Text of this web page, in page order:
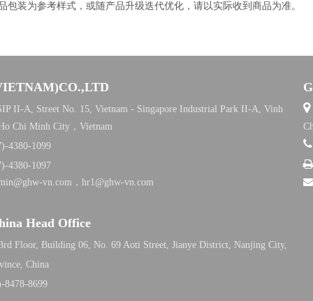
包装为参考样式，或随产品升级迭代优化，请以实际收到商品为准。
II-A, Street No. 15, Vietnam - Singapore Industrial Park II-A, Vinh
Chi Minh City，Vietnam
4380-1099
4380-1097
vn.com，hr1@ghw-vn.com
Head Office
Floor, Building 06, No. 69 Aoti Street, Jianye District, Nanjing City,
, China
8478-8699

